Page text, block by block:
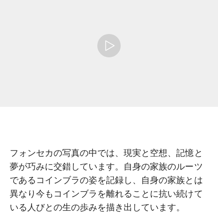
フォンセカの写真の中では、現実と空想、記憶と
夢が巧みに交錯しています。自身の家族のルーツ
であるコインブラの姿を記録し、自身の家族とは
異なり今もコインブラを離れることに抗い続けて
いる人びとの生の歩みを描き出しています。